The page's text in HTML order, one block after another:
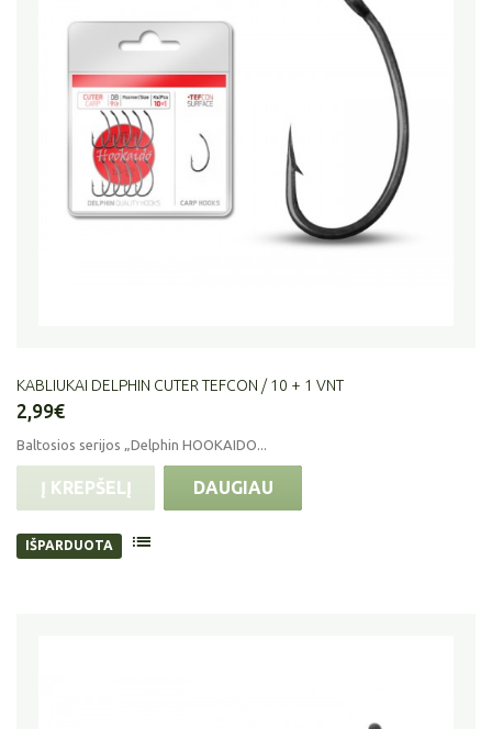
KABLIUKAI DELPHIN CUTER TEFCON / 10 + 1 VNT
2,99€
Baltosios serijos „Delphin HOOKAIDO...
Į KREPŠELĮ DAUGIAU
IŠPARDUOTA